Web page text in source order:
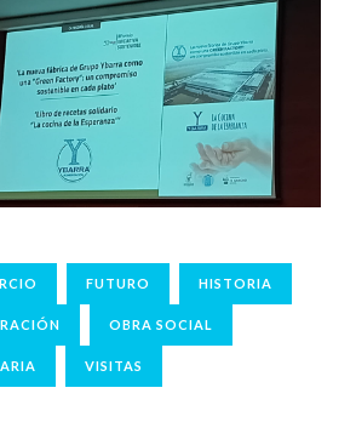
FUTURO HISTORIA
OBRA SOCIAL
VISITAS